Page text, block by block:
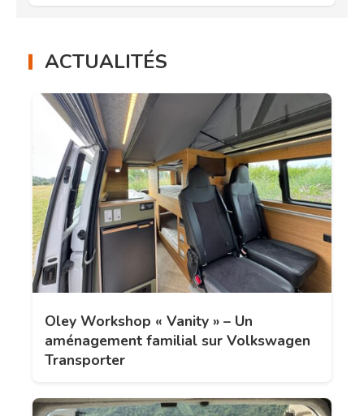
ACTUALITÉS
Oley Workshop « Vanity » – Un
aménagement familial sur Volkswagen
Transporter